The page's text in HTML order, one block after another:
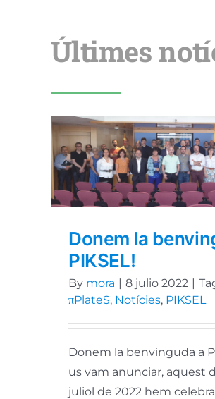
Últimes
Donem la
PIKSEL!
By mora | 8 julio 2022 |
πPlateS, Notícies, PIKSEL
Donem la benvinguda a
us vam anunciar, aquest
juliol de 2022 hem